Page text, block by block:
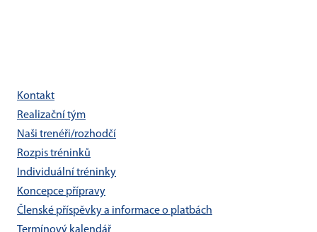
Kontakt
Realizační tým
Naši trenéři/rozhodčí
Rozpis tréninků
Individuální tréninky
Koncepce přípravy
Členské příspěvky a informace o platbách